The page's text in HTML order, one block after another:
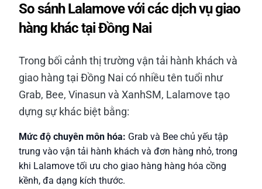
So sánh Lalamove với các dịch vụ giao
hàng khác tại Đồng Nai
Trong bối cảnh thị trường vận tải hành khách và
giao hàng tại Đồng Nai có nhiều tên tuổi như
Grab, Bee, Vinasun và XanhSM, Lalamove tạo
dựng sự khác biệt bằng:
Mức độ chuyên môn hóa: Grab và Bee chủ yếu tập
trung vào vận tải hành khách và đơn hàng nhỏ, trong
khi Lalamove tối ưu cho giao hàng hàng hóa cồng
kềnh, đa dạng kích thước.